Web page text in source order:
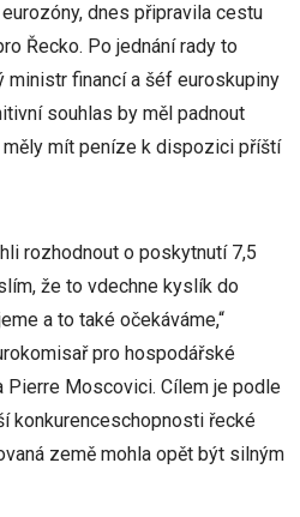
dnes připravila cestu
Řecko. Po jednání rady to
financí a šéf euroskupiny
souhlas by měl padnout
měly mít peníze k dispozici příští
rozhodnout o poskytnutí 7,5
že to vdechne kyslík do
a to také očekáváme,“
pro hospodářské
Pierre Moscovici. Cílem je podle
konkurenceschopnosti řecké
země mohla opět být silným